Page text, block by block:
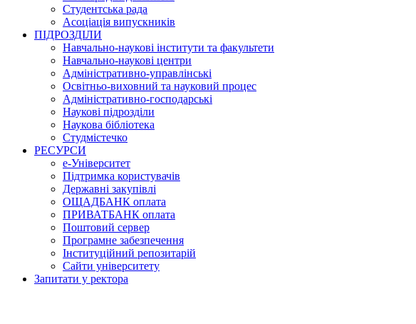
Студентська рада
Асоціація випускників
ПІДРОЗДІЛИ
Навчально-наукові інститути та факультети
Навчально-наукові центри
Адміністративно-управлінські
Освітньо-виховний та науковий процес
Адміністративно-господарські
Наукові підрозділи
Наукова бібліотека
Студмістечко
РЕСУРСИ
е-Університет
Підтримка користувачів
Державні закупівлі
ОЩАДБАНК оплата
ПРИВАТБАНК оплата
Поштовий сервер
Програмне забезпечення
Інституційний репозитарій
Сайти університету
Запитати у ректора